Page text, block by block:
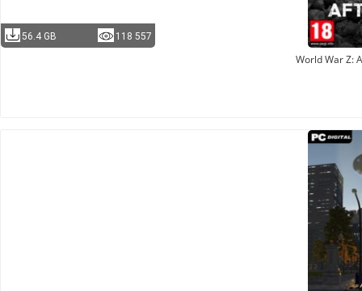
56.4 GB 118 557
World War Z: